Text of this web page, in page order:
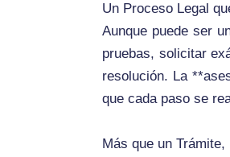
Un Proceso Legal
Aunque puede ser
pruebas, solicitar
resolución. La
que cada paso se
Más que un